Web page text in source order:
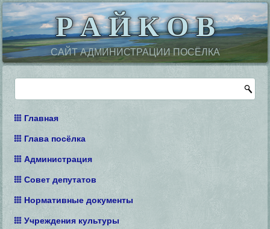
Р А Й К О В
САЙТ АДМИНИСТРАЦИИ ПОСЁЛКА
Главная
Глава посёлка
Администрация
Совет депутатов
Нормативные документы
Учреждения культуры